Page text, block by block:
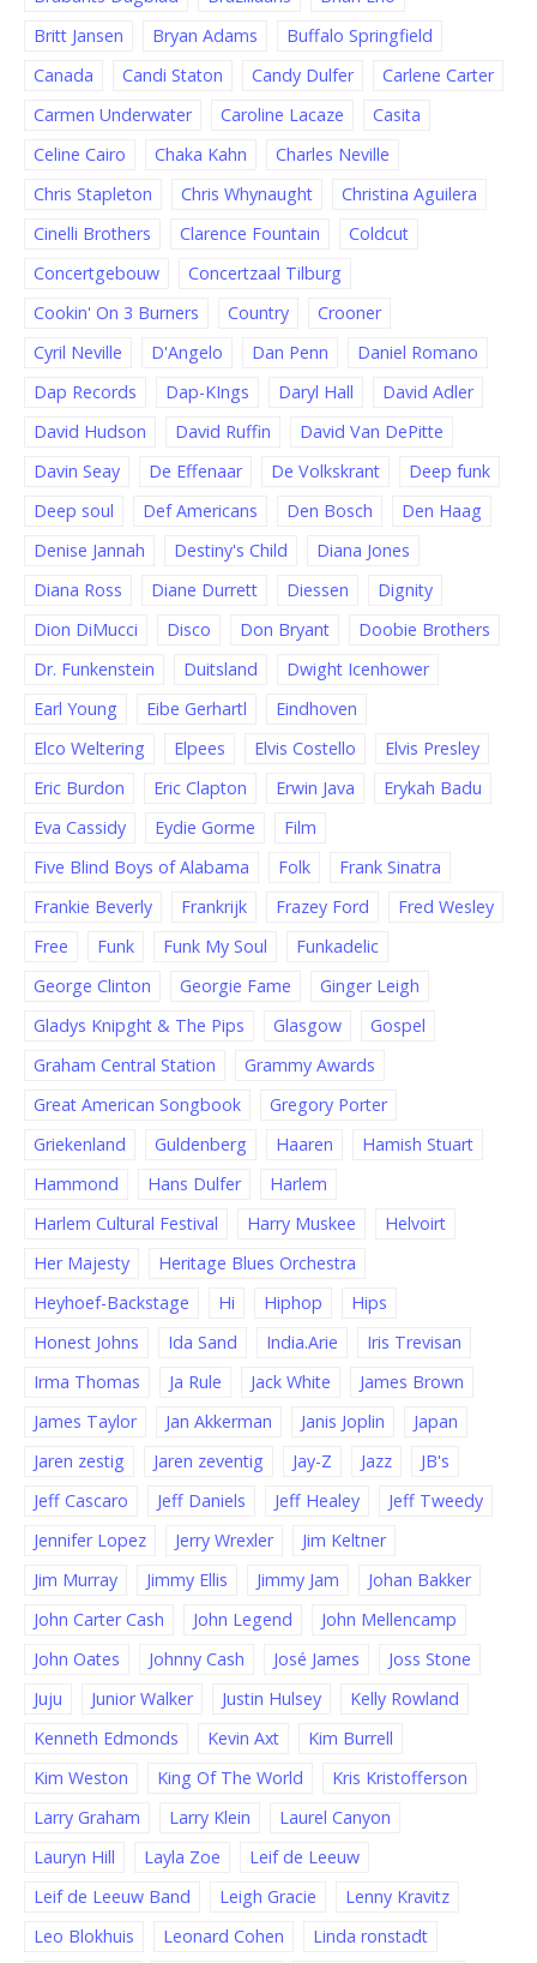
Britt Jansen
Bryan Adams
Buffalo Springfield
Canada
Candi Staton Candy Dulfer
Carlene Carter
Carmen Underwater
Caroline Lacaze
Casita
Celine Cairo
Chaka Kahn
Charles Neville
Chris Stapleton
Chris Whynaught
Christina Aguilera
Cinelli Brothers
Clarence Fountain
Coldcut
Concertgebouw
Concertzaal Tilburg
Cookin' On 3 Burners
Country
Crooner
Cyril Neville
D'Angelo Dan Penn
Daniel Romano
Dap Records
Dap-KIngs Daryl Hall
David Adler
David Hudson
David Ruffin
David Van DePitte
Davin Seay
De Effenaar De Volkskrant
Deep funk
Deep soul
Def Americans Den Bosch
Den Haag
Denise Jannah
Destiny's Child
Diana Jones
Diana Ross
Diane Durrett Diessen
Dignity
Dion DiMucci
Disco Don Bryant
Doobie Brothers
Dr. Funkenstein
Duitsland
Dwight Icenhower
Earl Young
Eibe Gerhartl
Eindhoven
Elco Weltering
Elpees Elvis Costello
Elvis Presley
Eric Burdon
Eric Clapton Erwin Java
Erykah Badu
Eva Cassidy
Eydie Gorme
Film
Five Blind Boys of Alabama
Folk
Frank Sinatra
Frankie Beverly
Frankrijk Frazey Ford
Fred Wesley
Free
Funk Funk My Soul
Funkadelic
George Clinton
Georgie Fame
Ginger Leigh
Gladys Knipght & The Pips
Glasgow
Gospel
Graham Central Station
Grammy Awards
Great American Songbook
Gregory Porter
Griekenland
Guldenberg Haaren
Hamish Stuart
Hammond
Hans Dulfer
Harlem
Harlem Cultural Festival
Harry Muskee
Helvoirt
Her Majesty
Heritage Blues Orchestra
Heyhoef-Backstage
Hi Hiphop
Hips
Honest Johns
Ida Sand India.Arie
Iris Trevisan
Irma Thomas
Ja Rule Jack White
James Brown
James Taylor
Jan Akkerman Janis Joplin
Japan
Jaren zestig
Jaren zeventig Jay-Z Jazz
JB's
Jeff Cascaro
Jeff Daniels Jeff Healey
Jeff Tweedy
Jennifer Lopez
Jerry Wrexler
Jim Keltner
Jim Murray
Jimmy Ellis Jimmy Jam
Johan Bakker
John Carter Cash
John Legend
John Mellencamp
John Oates
Johnny Cash José James
Joss Stone
Juju
Junior Walker Justin Hulsey
Kelly Rowland
Kenneth Edmonds
Kevin Axt
Kim Burrell
Kim Weston
King Of The World
Kris Kristofferson
Larry Graham
Larry Klein
Laurel Canyon
Lauryn Hill
Layla Zoe
Leif de Leeuw
Leif de Leeuw Band
Leigh Gracie
Lenny Kravitz
Leo Blokhuis
Leonard Cohen
Linda ronstadt